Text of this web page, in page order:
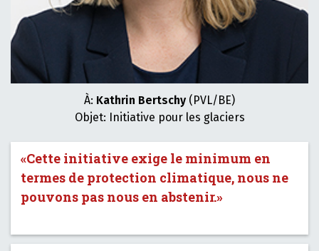
À: Kathrin Bertschy (PVL/BE)
Objet: Initiative pour les glaciers
«Cette initiative exige le minimum en
termes de protection climatique, nous ne
pouvons pas nous en abstenir.»